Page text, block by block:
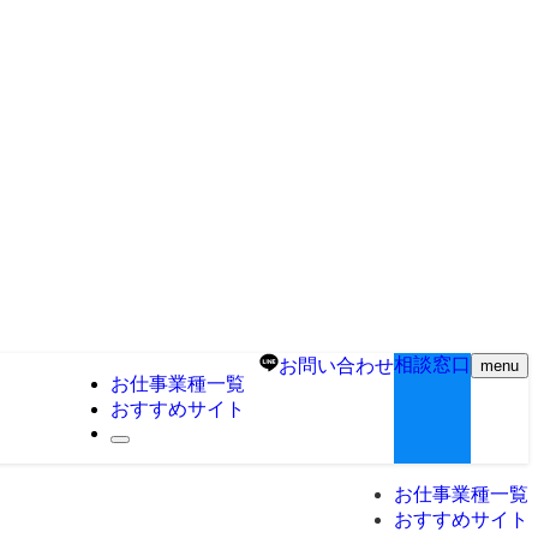
お仕事業種一覧
おすすめサイト
お問い合わせ相談窓口 menu
お仕事業種一覧
おすすめサイト